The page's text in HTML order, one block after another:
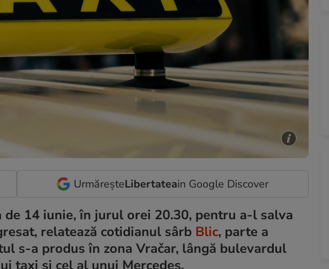
UrmăreșteLibertateain Google Discover
14 iunie, în jurul orei 20.30, pentru a-l salva
relatează cotidianul sârb Blic, parte a
s-a produs în zona Vračar, lângă bulevardul
taxi și cel al unui Mercedes.